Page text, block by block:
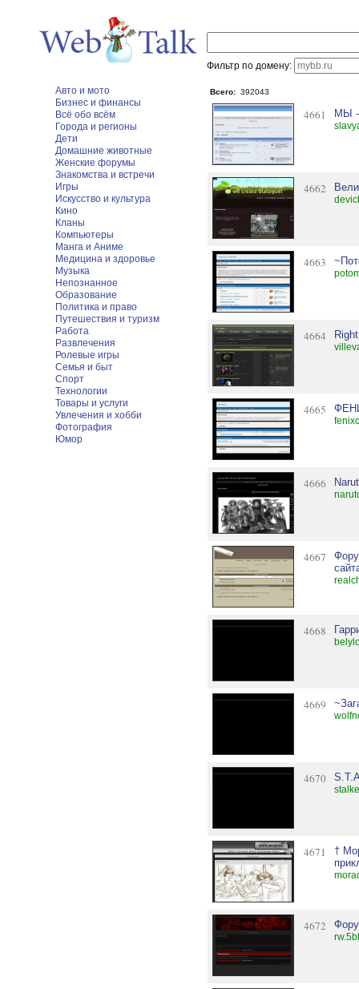
Фильтр по домену:
Авто и мото
Бизнес и финансы
Всё обо всём
Города и регионы
Дети
Домашние животные
Женские форумы
Знакомства и встречи
Игры
Искусство и культура
Кино
Кланы
Компьютеры
Манга и Аниме
Медицина и здоровье
Музыка
Непознанное
Образование
Политика и право
Путешествия и туризм
Работа
Развлечения
Ролевые игры
Семья и быт
Спорт
Технологии
Товары и услуги
Увлечения и хобби
Фотография
Юмор
Всего: 392043
4661 МЫ
4662
4663
4664
4665
4666
4667
4668
4669
4670
4671
†
4672